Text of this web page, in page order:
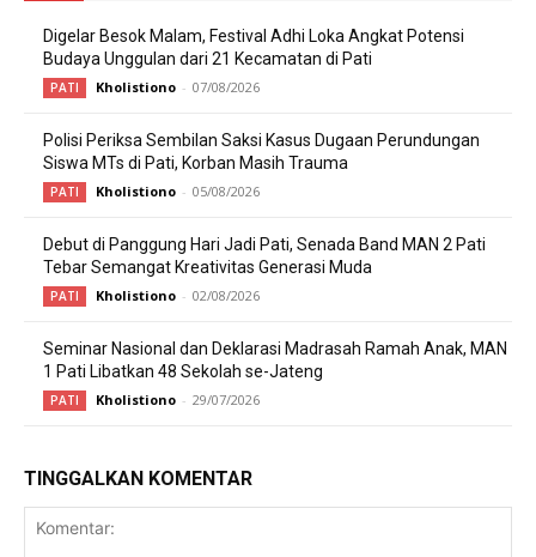
Digelar Besok Malam, Festival Adhi Loka Angkat Potensi
Budaya Unggulan dari 21 Kecamatan di Pati
PATI Kholistiono - 07/08/2026
Polisi Periksa Sembilan Saksi Kasus Dugaan Perundungan
Siswa MTs di Pati, Korban Masih Trauma
PATI Kholistiono - 05/08/2026
Debut di Panggung Hari Jadi Pati, Senada Band MAN 2 Pati
Tebar Semangat Kreativitas Generasi Muda
PATI Kholistiono - 02/08/2026
Seminar Nasional dan Deklarasi Madrasah Ramah Anak, MAN
1 Pati Libatkan 48 Sekolah se-Jateng
PATI Kholistiono - 29/07/2026
TINGGALKAN KOMENTAR